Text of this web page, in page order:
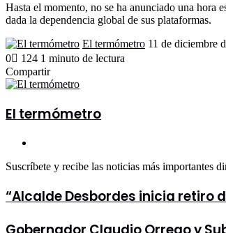
Hasta el momento, no se ha anunciado una hora
dada la dependencia global de sus plataformas.
El termómetro Send
11 de diciembre
0
124 1 minuto de lectura
Facebook
X
LinkedIn
Tumblr
Pinterest
Reddit
VKontakte
Odnoklassniki
Pocket
Compartir
Facebook
X
LinkedIn
Tumblr
Pinterest
Reddit
VKontakte
Odnoklassniki
Pocket
Compartir
correo
electrónico
Imprimir
El termómetro
Suscríbete y recibe las noticias más importantes
“Alcalde
Desbordes
retiro
“Alcalde Desbordes inicia retiro
Gobernador